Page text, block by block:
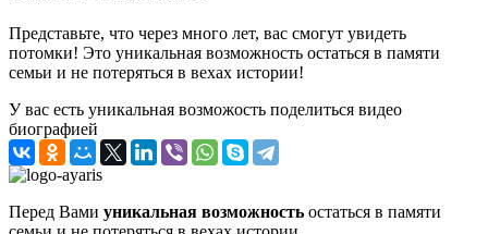
Представьте, что через много лет, вас смогут увидеть
потомки! Это уникальная возможность остаться в памяти
семьи и не потеряться в вехах истории!
У вас есть уникальная возможость поделиться видео
биографией
Перед Вами уникальная возможность остаться в памяти